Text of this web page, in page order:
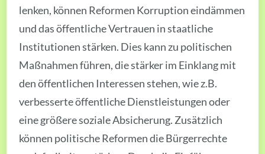
lenken, können Reformen Korruption eindämmen
und das öffentliche Vertrauen in staatliche
Institutionen stärken. Dies kann zu politischen
Maßnahmen führen, die stärker im Einklang mit
den öffentlichen Interessen stehen, wie z.B.
verbesserte öffentliche Dienstleistungen oder
eine größere soziale Absicherung. Zusätzlich
können politische Reformen die Bürgerrechte